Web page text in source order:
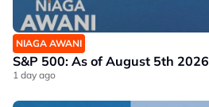
NIAGA AWANI
S&P 500: As of August 5th 2026
1 day ago